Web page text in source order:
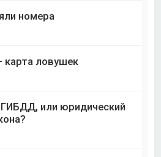
номера
карта ловушек
или юридический